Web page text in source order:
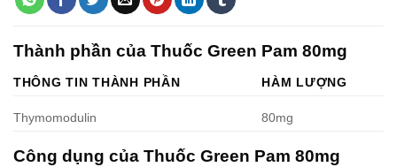
Thành phần của Thuốc Green Pam 80mg
THÔNG TIN THÀNH PHẦN HÀM LƯỢNG
Thymomodulin 80mg
Công dụng của Thuốc Green Pam 80mg